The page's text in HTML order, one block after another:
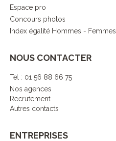
Espace pro
Concours photos
Index égalité Hommes - Femmes
NOUS CONTACTER
Tel : 01 56 88 66 75
Nos agences
Recrutement
Autres contacts
ENTREPRISES